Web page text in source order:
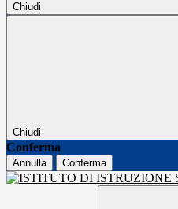
Chiudi
Chiudi
Conferma
Annulla Conferma